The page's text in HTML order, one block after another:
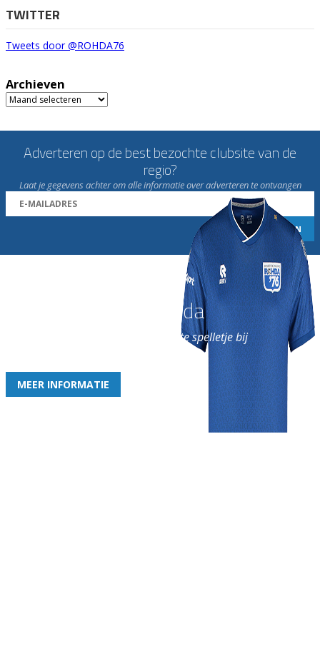
TWITTER
Tweets door @ROHDA76
Archieven
Archieven
Adverteren op de best bezochte clubsite van de
regio?
Laat je gegevens achter om alle informatie over adverteren te ontvangen
Word nu lid van Rohda
en geniet iedere week van het leukste spelletje bij
MEER INFORMATIE